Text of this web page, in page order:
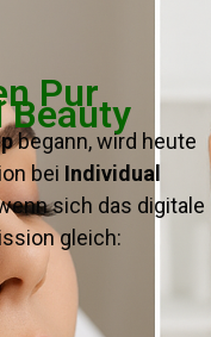
Pur
Beauty
begann, wird heute
bei Individual
sich das digitale
gleich: